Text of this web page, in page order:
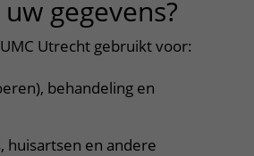
gegevens?
Utrecht gebruikt voor:
behandeling en
huisartsen en andere